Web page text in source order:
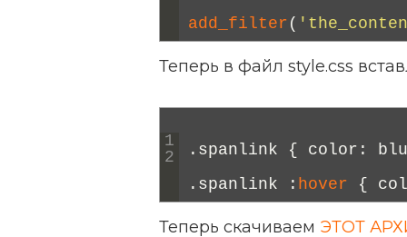
add_filter (
Теперь в файл style.css
1
2
. spanlink { color :
. spanlink : hover {
Теперь скачиваем ЭТОТ